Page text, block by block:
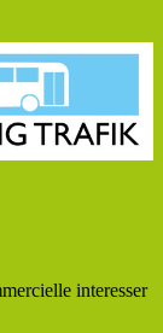
interesser